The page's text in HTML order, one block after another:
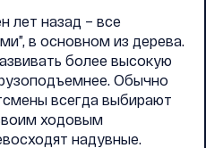
лет назад – все
в основном из дерева.
более высокую
Обычно
всегда выбирают
ходовым
надувные.